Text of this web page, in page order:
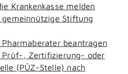
Krankenkasse melden
gemeinnützige Stiftung
beantragen
Prüf-, Zertifizierung- oder
(PÜZ-Stelle) nach